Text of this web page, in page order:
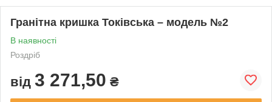
Гранітна кришка Токівська – модель №2
В наявності
Роздріб
від 3 271,50 ₴